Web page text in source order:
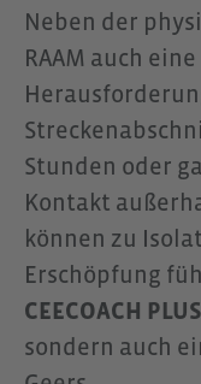
Neben der
RAAM auch
Stunden oder
Kontakt
können zu
Erschöpfung
CEECOACH PLUS
sondern auch